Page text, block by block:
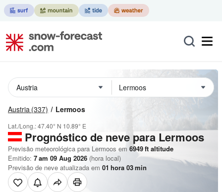
Austria (337) Lermoos
Lat./Long.:47.40° N 10.89° E
Prognóstico de neve para Lermoos
Previsão meteorológica para Lermoos em 6949ft altitude
Emitido: 7 am 09 Aug 2026 (hora local)
Previsão de neve atualizada em 01 hora 03min